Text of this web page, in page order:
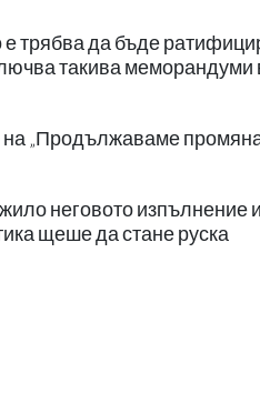
трябва да бъде
такива меморандуми
на „Продължаваме
неговото изпълнение
щеше да стане руска